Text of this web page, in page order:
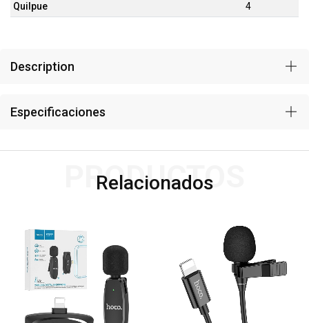
Quilpue
4
Description
Especificaciones
Relacionados
PRODUCTOS